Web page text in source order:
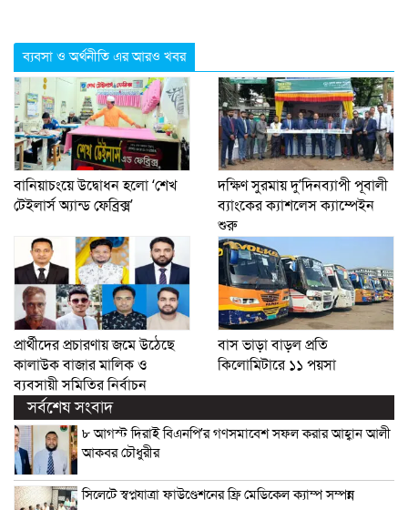
ব্যবসা ও অর্থনীতি এর আরও খবর
বানিয়াচংয়ে উদ্বোধন হলো ‘শেখ
টেইলার্স অ্যান্ড ফেব্রিক্স’
দক্ষিণ সুরমায় দু’দিনব্যাপী পূবালী
ব্যাংকের ক্যাশলেস ক্যাম্পেইন
শুরু
প্রার্থীদের প্রচারণায় জমে উঠেছে
কালাউক বাজার মালিক ও
ব্যবসায়ী সমিতির নির্বাচন
বাস ভাড়া বাড়ল প্রতি
কিলোমিটারে ১১ পয়সা
সর্বশেষ সংবাদ
৮ আগস্ট দিরাই বিএনপি’র গণসমাবেশ সফল করার আহ্বান আলী
আকবর চৌধুরীর
সিলেটে স্বপ্নযাত্রা ফাউণ্ডেশনের ফ্রি মেডিকেল ক্যাম্প সম্পন্ন